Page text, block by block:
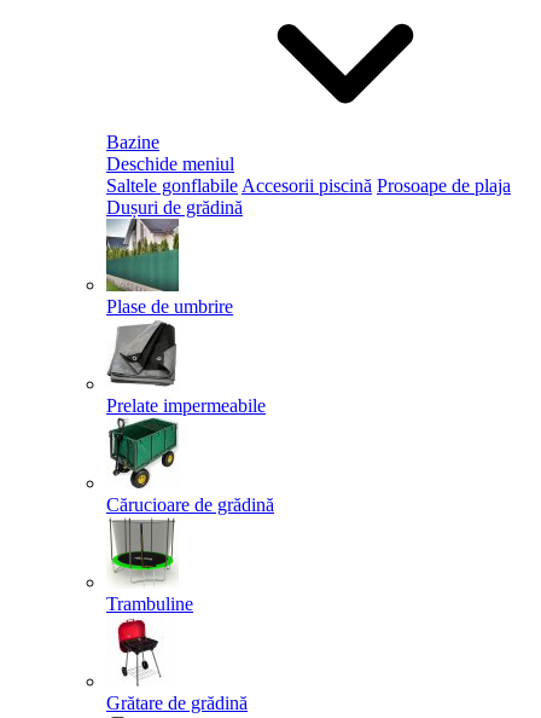
Bazine
Deschide meniul
Saltele gonflabile Accesorii piscină Prosoape de plaja
Dușuri de grădină
Plase de umbrire
Prelate impermeabile
Cărucioare de grădină
Trambuline
Grătare de grădină